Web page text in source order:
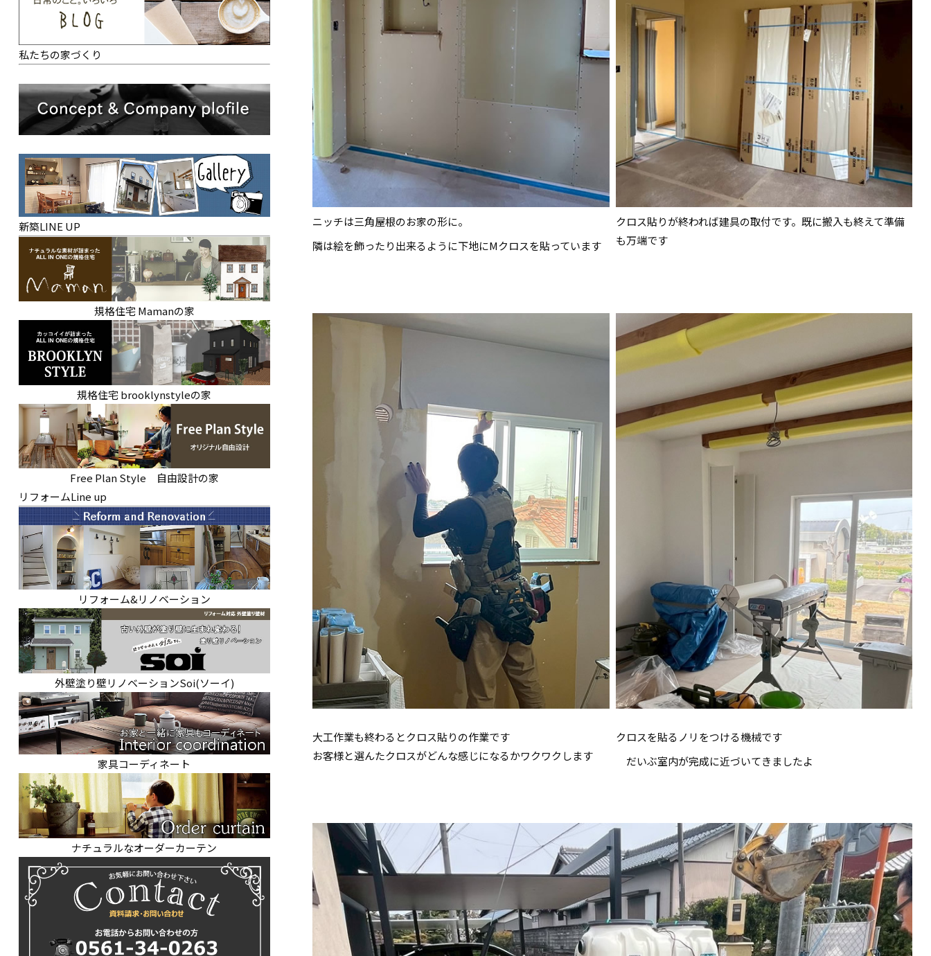
ニッチは三角屋根のお家の形に。
隣は絵を飾ったり出来るように下地にMクロスを貼っています
クロス貼りが終われば建具の取付です。既に搬入も終えて準備
も万端です
大工作業も終わるとクロス貼りの作業です
お客様と選んたクロスがどんな感じになるかワクワクします
クロスを貼るノリをつける機械です
だいぶ室内が完成に近づいてきましたよ
私たちの家づくり
新築LINE UP
規格住宅 Mamanの家
規格住宅 brooklynstyleの家
Free Plan Style 自由設計の家
リフォームLine up
リフォーム&リノベーション
外壁塗り壁リノベーションSoi(ソーイ)
家具コーディネート
ナチュラルなオーダーカーテン